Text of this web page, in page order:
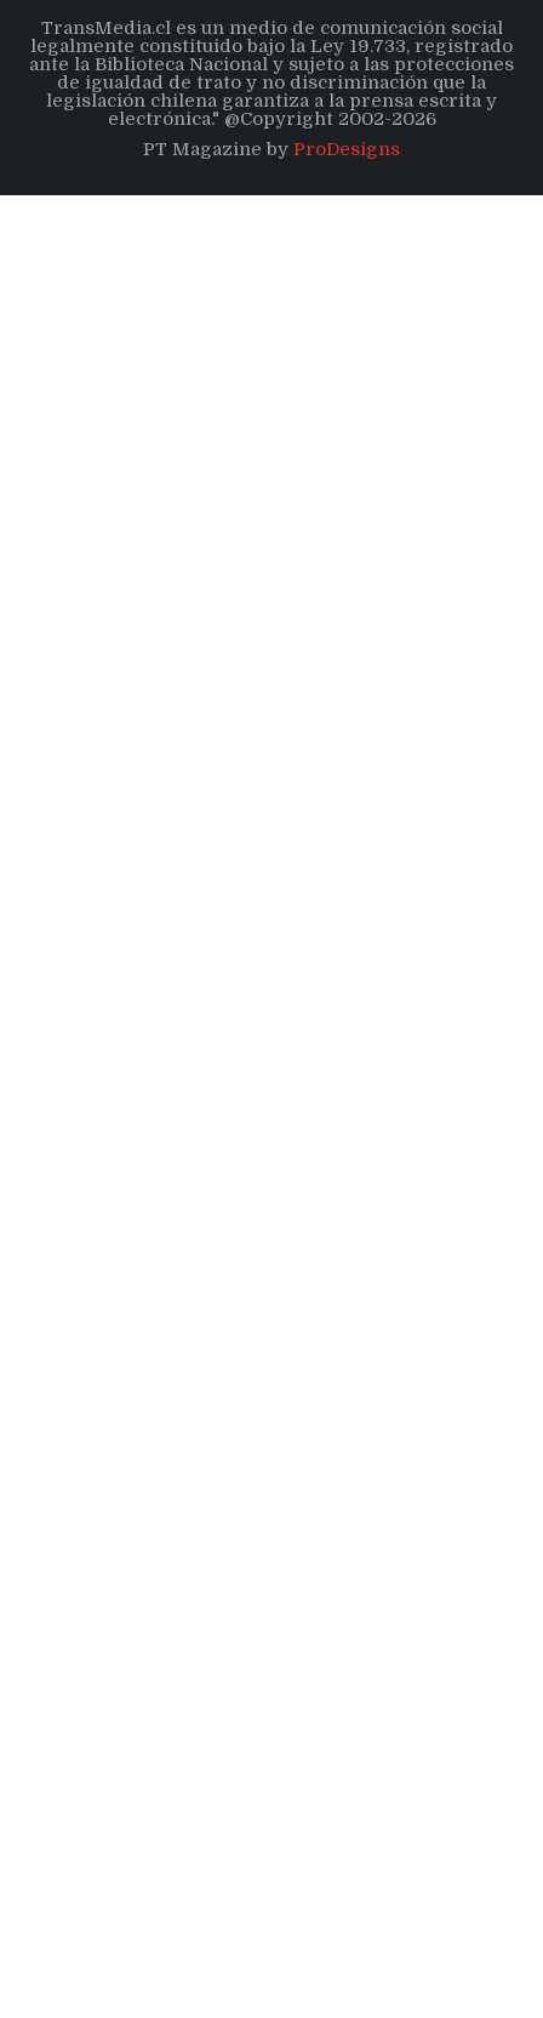
TransMedia.cl es un medio de comunicación social
legalmente constituido bajo la Ley 19.733, registrado
ante la Biblioteca Nacional y sujeto a las protecciones
de igualdad de trato y no discriminación que la
legislación chilena garantiza a la prensa escrita y
electrónica." @Copyright 2002-2026
PT Magazine by ProDesigns